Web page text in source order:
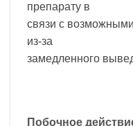
препарату в
связи с
из-за
замедленного
Побочное